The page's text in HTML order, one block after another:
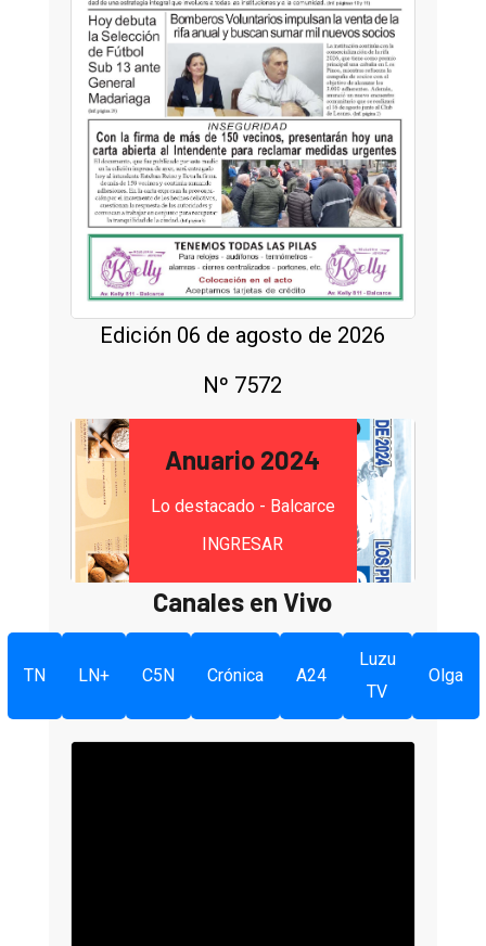
Edición 06 de agosto de 2026
Nº 7572
Anuario 2024
Lo destacado - Balcarce
INGRESAR
Canales en Vivo
TN LN+ C5N Crónica A24
Luzu
TV
Olga